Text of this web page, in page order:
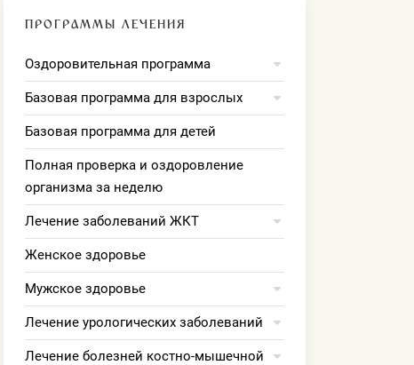
ПРОГРАММЫ ЛЕЧЕНИЯ
Оздоровительная программа
Базовая программа для взрослых
Базовая программа для детей
Полная проверка и оздоровление
организма за неделю
Лечение заболеваний ЖКТ
Женское здоровье
Мужское здоровье
Лечение урологических заболеваний
Лечение болезней костно-мышечной